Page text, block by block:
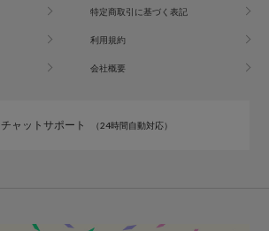
特定商取引に基づく表記
利用規約
会社概要
チャットサポート （24時間自動対応）